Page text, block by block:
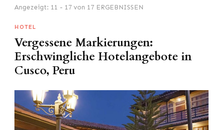
Angezeigt: 11 - 17 von 17 ERGEBNISSEN
HOTEL
Vergessene Markierungen:
Erschwingliche Hotelangebote in
Cusco, Peru